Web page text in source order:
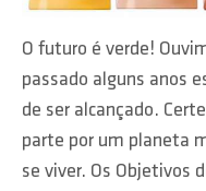
O futuro é verde!
passado alguns anos
de ser alcançado.
parte por um planeta
se viver. Os Objetivos